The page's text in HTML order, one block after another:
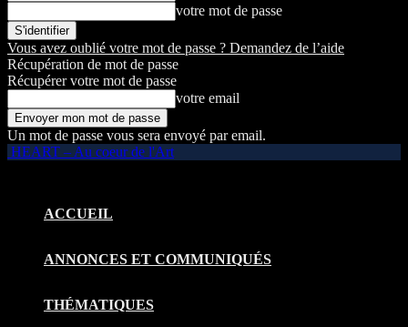
votre mot de passe
Vous avez oublié votre mot de passe ? Demandez de l’aide
Récupération de mot de passe
Récupérer votre mot de passe
votre email
Un mot de passe vous sera envoyé par email.
HEART – Au coeur de l'Art
ACCUEIL
ANNONCES ET COMMUNIQUÉS
THÉMATIQUES